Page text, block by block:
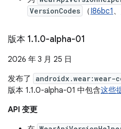
VersionCodes （I86bc1 、
版本 1.1.0-alpha-01
2026 年 3 月 25 日
发布了
androidx.wear:wear-
版本 1.1.0-alpha-01 中包含这些
API 变更